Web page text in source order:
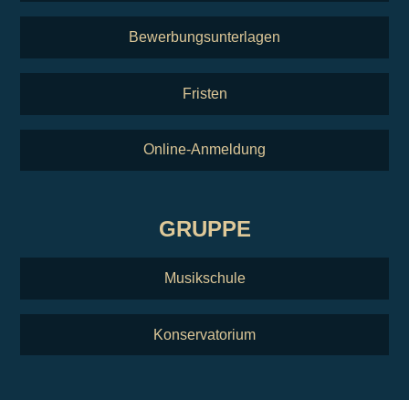
Bewerbungsunterlagen
Fristen
Online-Anmeldung
GRUPPE
Musikschule
Konservatorium